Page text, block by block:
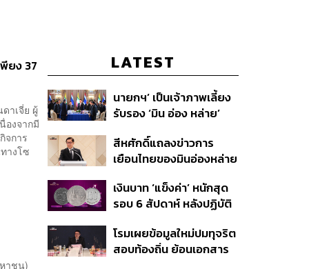
ยง 37
าเจี่ย ผู้
องจากมี
จการ
างโซ
าชน)
LATEST
นายกฯ’ เป็นเจ้าภาพเลี้ยง
รับรอง ‘มิน อ่อง หล่าย’
ร่วมงาน
สีหศักดิ์แถลงข่าวการ
เยือนไทยของมินอ่องหล่าย
สร้างสรรค์ ตรงไปตรงมา
ย้ำต้องการให้เมียนมากลับ
เงินบาท ‘แข็งค่า’ หนักสุด
รอบ 6 สัปดาห์ หลังปฏิบัติ
สหรัฐฯ-ญี่ปุ่น Standard
Chartered เปิดเป้าสิ้นปีนี้
โรมเผยข้อมูลใหม่ปมทุจริต
สอบท้องถิ่น ย้อนเอกสาร